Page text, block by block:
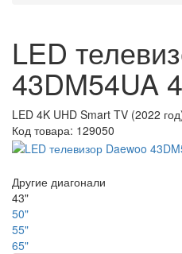
LED
43DM54UA
LED 4K UHD Smart TV (2022
Код товара: 129050
Другие диагонали
43"
50"
55"
65"